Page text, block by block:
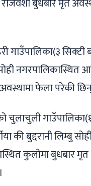
गाउँपालिका(३ सिक्टी
नगरपालिकास्थित
फेला परेकी
चुलाचुली
की बुद्दरानी लिम्बु
कुलोमा बुधबार